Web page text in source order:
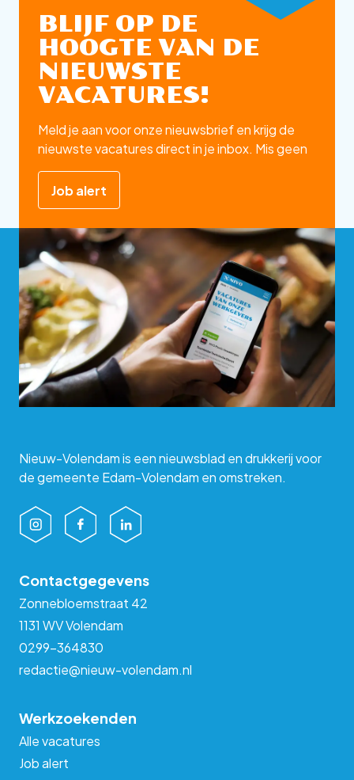
BLIJF OP DE
HOOGTE VAN DE
NIEUWSTE
VACATURES!
Meld je aan voor onze nieuwsbrief en krijg de
nieuwste vacatures direct in je inbox. Mis geen
enkele kans op jouw ideale baan!
Job alert
Nieuw-Volendam is een nieuwsblad en drukkerij voor
de gemeente Edam-Volendam en omstreken.
Contactgegevens
Zonnebloemstraat 42
1131 WV Volendam
0299-364830
redactie@nieuw-volendam.nl
Werkzoekenden
Alle vacatures
Job alert